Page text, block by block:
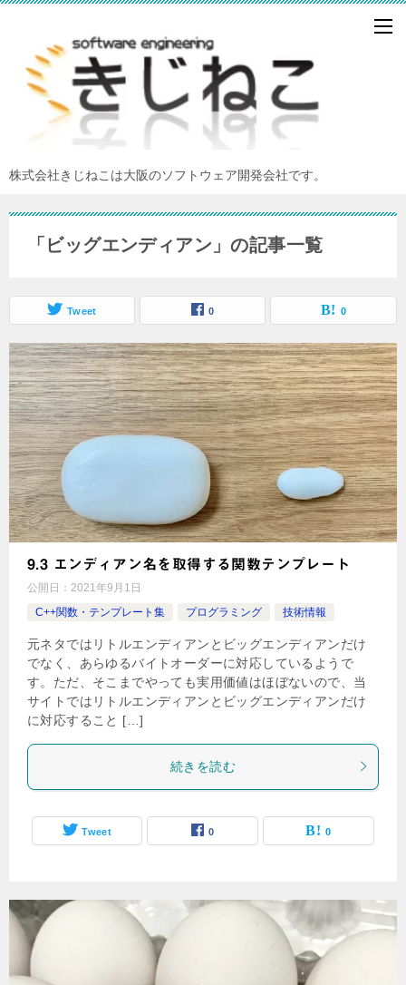
株式会社きじねこは大阪のソフトウェア開発会社です。
「ビッグエンディアン」の記事一覧
Tweet 0 0
9.3 エンディアン名を取得する関数テンプレート
公開日： 2021年9月1日
C++関数・テンプレート集
プログラミング 技術情報
元ネタではリトルエンディアンとビッグエンディアンだけ
でなく、あらゆるバイトオーダーに対応しているようで
す。ただ、そこまでやっても実用価値はほぼないので、当
サイトではリトルエンディアンとビッグエンディアンだけ
に対応すること […]
続きを読む
Tweet 0 0